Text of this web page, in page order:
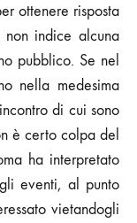
ottenere risposta
indice alcuna
pubblico. Se nel
nella medesima
di cui sono
è certo colpa del
ha interpretato
eventi, al punto
vietandogli